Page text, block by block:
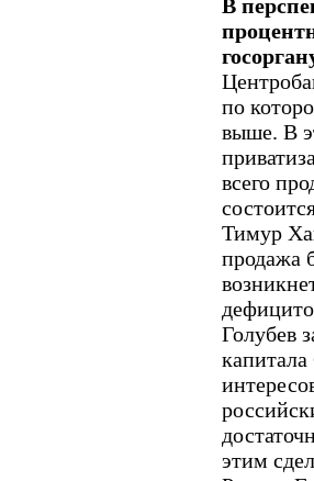
В
по
выше. В
всего
Тимур
продажа
Голубев
этим